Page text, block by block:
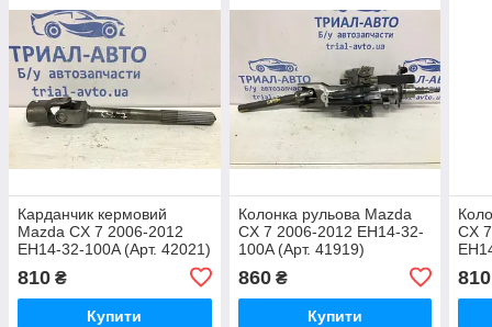
Карданчик кермовий
Mazda CX 7 2006-2012
EH14-32-100A (Арт. 42021)
810 ₴
Купити
Колонка рульова Mazda
CX 7 2006-2012 EH14-32-
100A (Арт. 41919)
860₴
Купити
CX
810